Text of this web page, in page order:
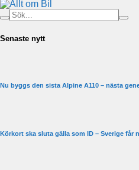
Senaste nytt
Nu byggs den sista Alpine A110 – nästa
Körkort ska sluta gälla som ID – Sverige